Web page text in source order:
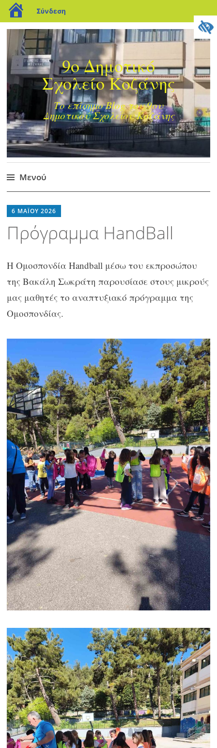
blogs.sch.gr
Σύνδεση
9ο Δημοτικό
Σχολείο Κοζάνης
Το επίσημο Blog του 9ου
Δημοτικού Σχολείου Κοζάνης
Μενού
στο
περιεχόμενο
6 ΜΑΪ́ΟΥ 2026
Πρόγραμμα HandBall
Η Ομοσπονδία Handball μέσω του εκπροσώπου
της Βακάλη Σωκράτη παρουσίασε στους μικρούς
μας μαθητές το αναπτυξιακό πρόγραμμα της
Ομοσπονδίας.